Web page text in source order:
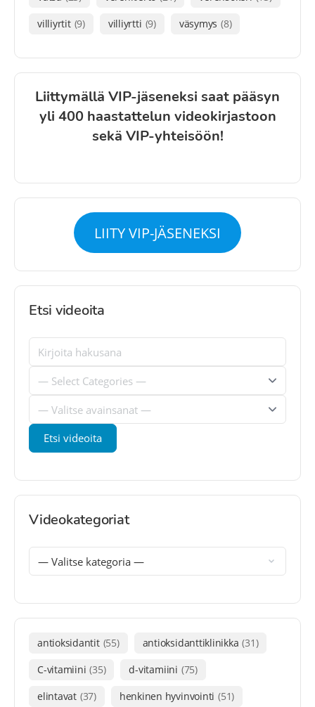
villiyrtit (9) villiyrtti (9) väsymys (8)
Liittymällä VIP-jäseneksi saat pääsyn
yli 400 haastattelun videokirjastoon
sekä VIP-yhteisöön!
LIITY VIP-JÄSENEKSI
Etsi videoita
Videokategoriat
antioksidantit (55) antioksidanttiklinikka (31)
C-vitamiini (35) d-vitamiini (75)
elintavat (37) henkinen hyvinvointi (51)